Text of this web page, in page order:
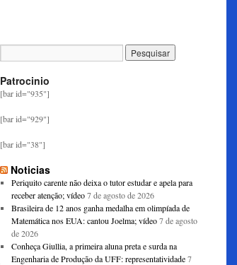
Patrocinio
[bar id="935"]
[bar id="929"]
[bar id="38"]
Noticias
Periquito carente não deixa o tutor estudar e apela para
receber atenção; vídeo 7 de agosto de 2026
Brasileira de 12 anos ganha medalha em olimpíada de
Matemática nos EUA: cantou Joelma; vídeo 7 de agosto
de 2026
Conheça Giullia, a primeira aluna preta e surda na
Engenharia de Produção da UFF: representatividade 7